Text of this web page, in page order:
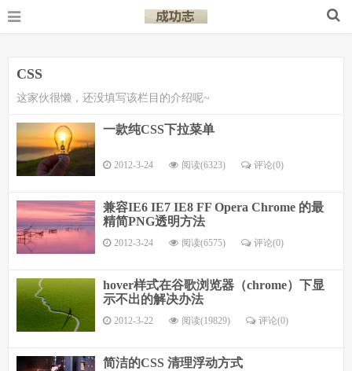
CSS
这家伙很懒，还没填写该栏目的介绍呢~
一款纯CSS下拉菜单
2012-3-24 阅读(6323) 评论(0)
兼容IE6 IE7 IE8 FF Opera Chrome 的最
精简PNG透明方法
2012-3-24 阅读(6575) 评论(0)
hover样式在谷歌浏览器（chrome）下显
示不出的解决办法
2012-3-22 阅读(19829) 评论(0)
简洁的CSS 清理浮动方式